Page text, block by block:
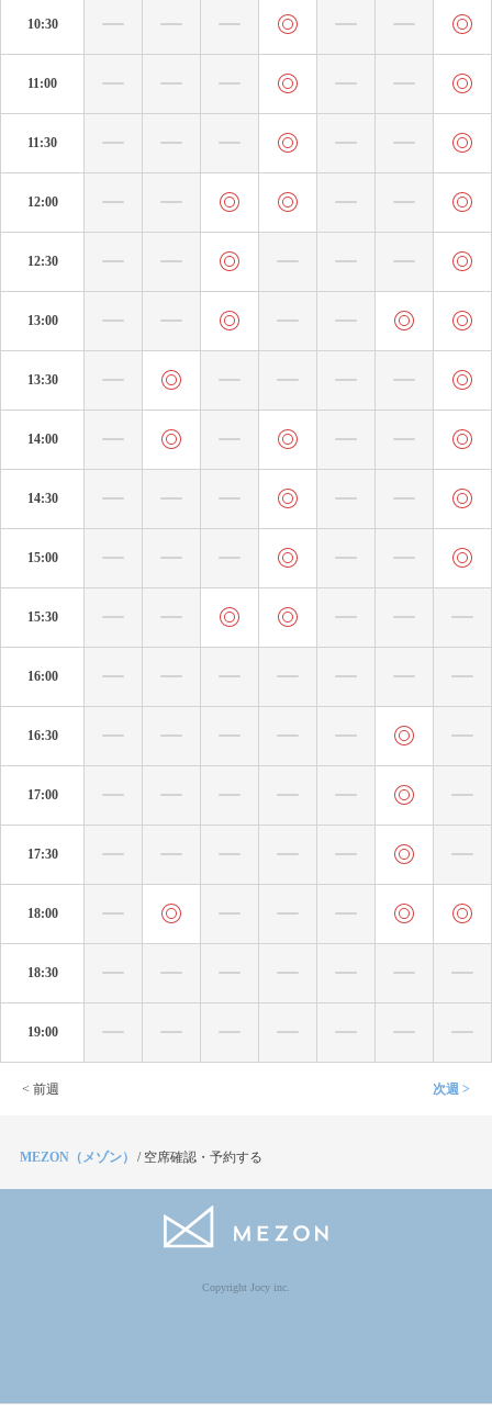
10:30
11:00
11:30
12:00
12:30
13:00
13:30
14:00
14:30
15:00
15:30
16:00
16:30
17:00
17:30
18:00
18:30
19:00
< 前週 次週 >
MEZON（メゾン） / 空席確認・予約する
Copyright Jocy inc.